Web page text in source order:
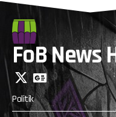
FoB News
Politik